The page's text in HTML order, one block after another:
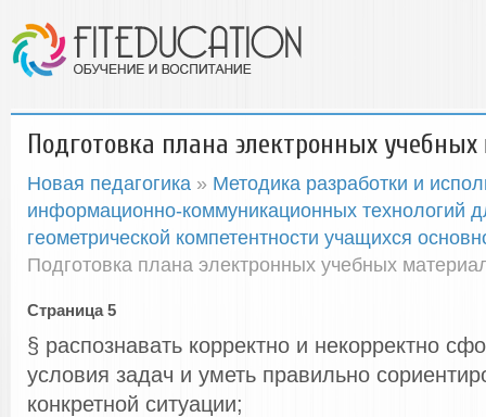
Подготовка плана электронных
Новая педагогика » Методика разработки и
информационно-коммуникационных технологий
геометрической компетентности учащихся
Подготовка плана электронных учебных
Страница 5
§ распознавать корректно и некорректно
условия задач и уметь правильно
конкретной ситуации;